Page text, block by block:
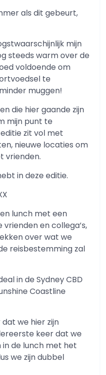
als dit gebeurt,
mijn
steeds warm over de
voldoende om
te
muggen!
die hier gaande zijn
mijn punt te
zit vol met
nieuwe locaties om
vrienden.
in deze editie.
lunch met een
en collega’s,
over wat we
reisbestemming zal
in de Sydney CBD
Coastline
we hier zijn
keer dat we
de lunch met het
we zijn dubbel